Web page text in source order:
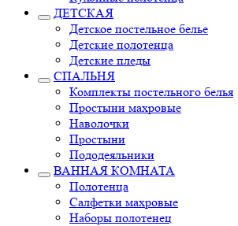
ДЕТСКАЯ
Детское постельное белье
Детские полотенца
Детские пледы
СПАЛЬНЯ
Комплекты постельного белья
Простыни махровые
Наволочки
Простыни
Пододеяльники
ВАННАЯ КОМНАТА
Полотенца
Салфетки махровые
Наборы полотенец